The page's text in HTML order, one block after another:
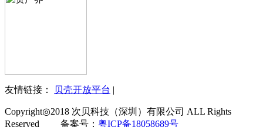
友情链接： 贝壳开放平台
Copyright◎2018 次贝科技（深圳）有限公司 ALL Rights
Reserved 备案号： 粤ICP备18058689号